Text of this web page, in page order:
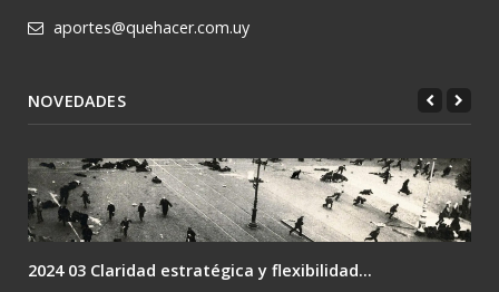
aportes@quehacer.com.uy
NOVEDADES
2024 03 Claridad estratégica y flexibilidad...